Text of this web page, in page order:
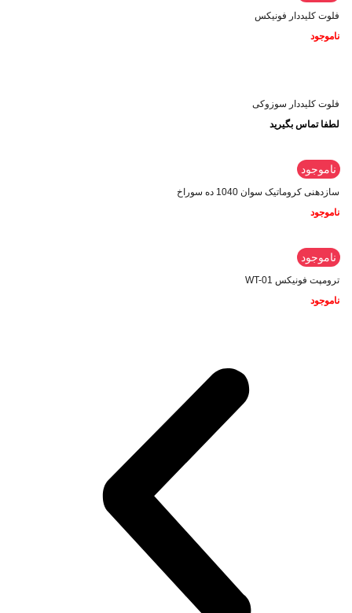
فلوت کلیددار فونیکس
ناموجود
فلوت کلیددار سوزوکی
لطفا تماس بگیرید
ناموجود
سازدهنی کروماتیک سوان 1040 ده سوراخ
ناموجود
ناموجود
ترومپت فونیکس WT-01
ناموجود